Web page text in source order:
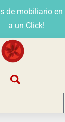
de mobiliario
a un Click!